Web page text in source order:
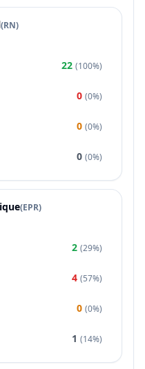
(RN)
22 (100%)
0 (0%)
0 (0%)
0 (0%)
(EPR)
2 (29%)
4 (57%)
0 (0%)
1 (14%)